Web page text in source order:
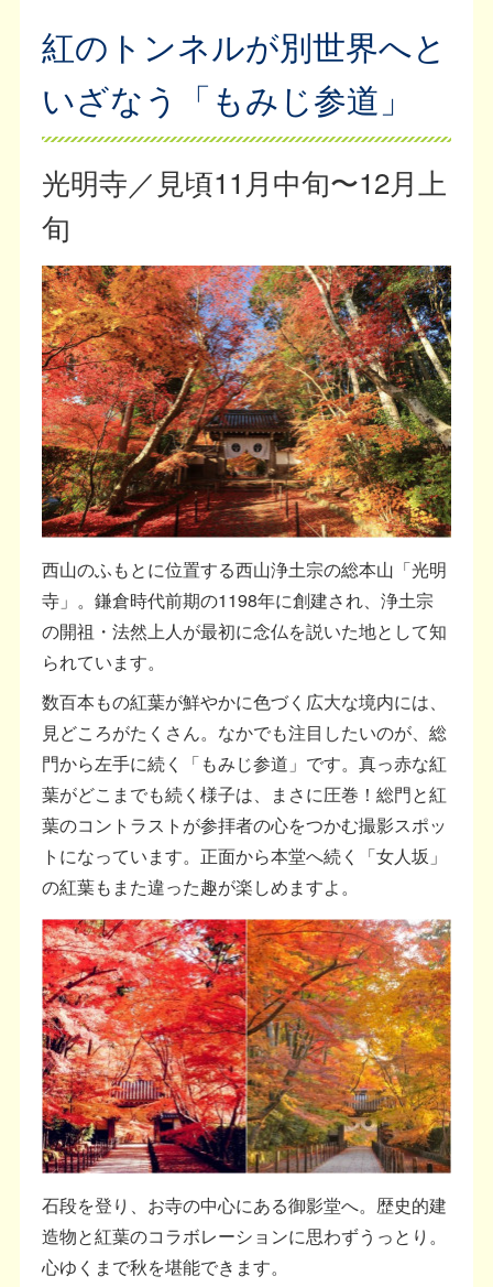
紅のトンネルが別世界へと
いざなう「もみじ参道」
光明寺／見頃11月中旬〜12月上
旬
西山のふもとに位置する西山浄土宗の総本山「光明
寺」。鎌倉時代前期の1198年に創建され、浄土宗
の開祖・法然上人が最初に念仏を説いた地として知
られています。
数百本もの紅葉が鮮やかに色づく広大な境内には、
見どころがたくさん。なかでも注目したいのが、総
門から左手に続く「もみじ参道」です。真っ赤な紅
葉がどこまでも続く様子は、まさに圧巻！総門と紅
葉のコントラストが参拝者の心をつかむ撮影スポッ
トになっています。正面から本堂へ続く「女人坂」
の紅葉もまた違った趣が楽しめますよ。
石段を登り、お寺の中心にある御影堂へ。歴史的建
造物と紅葉のコラボレーションに思わずうっとり。
心ゆくまで秋を堪能できます。